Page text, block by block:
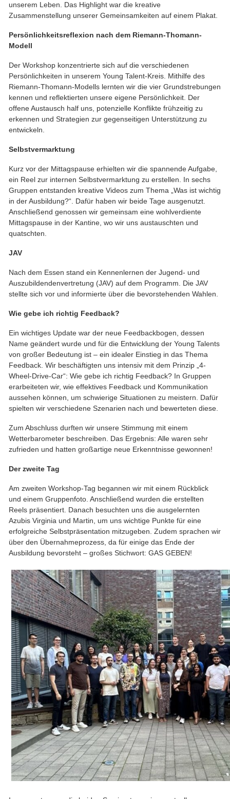
unserem Leben. Das Highlight war die kreative
Zusammenstellung unserer Gemeinsamkeiten auf einem Plakat.
Persönlichkeitsreflexion nach dem Riemann-Thomann-
Modell
Der Workshop konzentrierte sich auf die verschiedenen
Persönlichkeiten in unserem Young Talent-Kreis. Mithilfe des
Riemann-Thomann-Modells lernten wir die vier Grundstrebungen
kennen und reflektierten unsere eigene Persönlichkeit. Der
offene Austausch half uns, potenzielle Konflikte frühzeitig zu
erkennen und Strategien zur gegenseitigen Unterstützung zu
entwickeln.
Selbstvermarktung
Kurz vor der Mittagspause erhielten wir die spannende Aufgabe,
ein Reel zur internen Selbstvermarktung zu erstellen. In sechs
Gruppen entstanden kreative Videos zum Thema „Was ist wichtig
in der Ausbildung?“. Dafür haben wir beide Tage ausgenutzt.
Anschließend genossen wir gemeinsam eine wohlverdiente
Mittagspause in der Kantine, wo wir uns austauschten und
quatschten.
JAV
Nach dem Essen stand ein Kennenlernen der Jugend- und
Auszubildendenvertretung (JAV) auf dem Programm. Die JAV
stellte sich vor und informierte über die bevorstehenden Wahlen.
Wie gebe ich richtig Feedback?
Ein wichtiges Update war der neue Feedbackbogen, dessen
Name geändert wurde und für die Entwicklung der Young Talents
von großer Bedeutung ist – ein idealer Einstieg in das Thema
Feedback. Wir beschäftigten uns intensiv mit dem Prinzip „4-
Wheel-Drive-Car“: Wie gebe ich richtig Feedback? In Gruppen
erarbeiteten wir, wie effektives Feedback und Kommunikation
aussehen können, um schwierige Situationen zu meistern. Dafür
spielten wir verschiedene Szenarien nach und bewerteten diese.
Zum Abschluss durften wir unsere Stimmung mit einem
Wetterbarometer beschreiben. Das Ergebnis: Alle waren sehr
zufrieden und hatten großartige neue Erkenntnisse gewonnen!
Der zweite Tag
Am zweiten Workshop-Tag begannen wir mit einem Rückblick
und einem Gruppenfoto. Anschließend wurden die erstellten
Reels präsentiert. Danach besuchten uns die ausgelernten
Azubis Virginia und Martin, um uns wichtige Punkte für eine
erfolgreiche Selbstpräsentation mitzugeben. Zudem sprachen wir
über den Übernahmeprozess, da für einige das Ende der
Ausbildung bevorsteht – großes Stichwort: GAS GEBEN!